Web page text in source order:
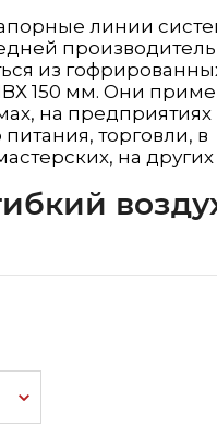
линии
из
150 мм. Они
на предприятиях
торговли, в
на других